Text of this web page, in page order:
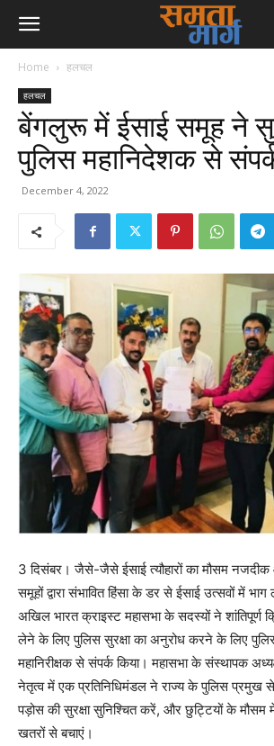
Home हलचल
हलचल
बेंगलुरू में ईसाई समूह ने
पुलिस महानिदेशक से
December 4, 2022
3 दिसंबर। जैसे-जैसे ईसाई त्यौहारों का मौसम नजदीक
समूहों द्वारा संभावित हिंसा के डर से ईसाई उत्सवों में
अखिल भारत क्राइस्ट महासभा के सदस्यों ने शांतिपूर्ण
लेने के लिए पुलिस सुरक्षा का अनुरोध करने के लिए
महानिरीक्षक से संपर्क किया। महासभा के संस्थापक
नेतृत्व में एक प्रतिनिधिमंडल ने राज्य के पुलिस प्रमुख
पड़ोस की सुरक्षा सुनिश्चित करें, और छुट्टियों के मौसम
खतरों से बचाएं।